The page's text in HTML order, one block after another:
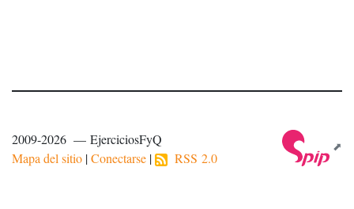
2009-2026 — EjerciciosFyQ
Mapa del sitio |Conectarse | RSS 2.0